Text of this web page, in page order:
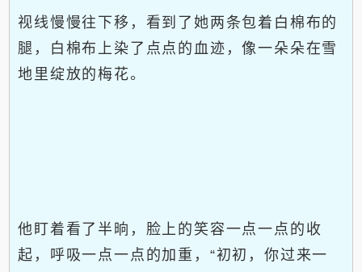
视线慢慢往下移，看到了她两条包着白棉布的
腿，白棉布上染了点点的血迹，像一朵朵在雪
地里绽放的梅花。
他盯着看了半晌，脸上的笑容一点一点的收
起，呼吸一点一点的加重，“初初，你过来一